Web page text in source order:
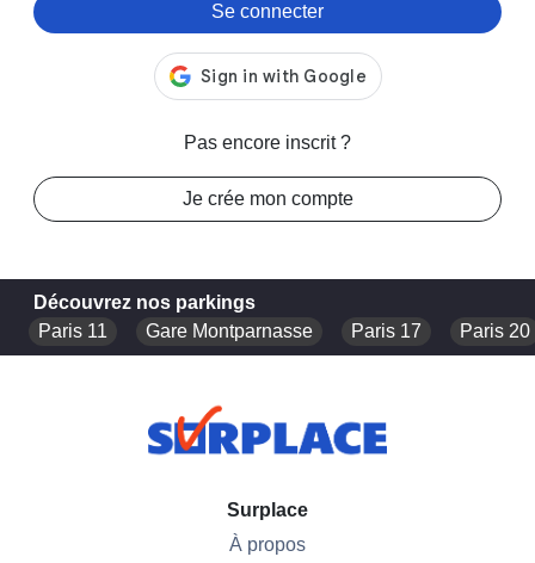
Se connecter
Pas encore inscrit ?
Je crée mon compte
Découvrez nos parkings
Paris 11
Gare Montparnasse Paris 17 Paris 20
Surplace
À propos